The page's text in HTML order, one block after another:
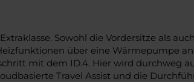
Sowohl die Vordersitze als
über eine Wärmepumpe
mit dem ID.4. Hier wird durchweg
Travel Assist und die